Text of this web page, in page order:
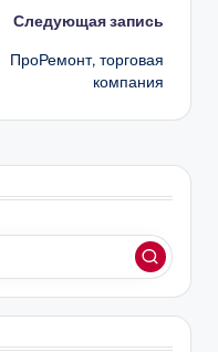
Следующая запись
ПроРемонт, торговая
компания